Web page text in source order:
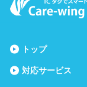
トップ
対応サービス